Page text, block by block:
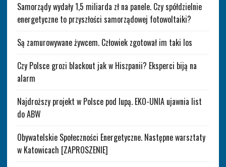
Samorządy wydały 1,5 miliarda zł na panele. Czy spółdzielnie
energetyczne to przyszłości samorządowej fotowoltaiki?
Są zamurowywane żywcem. Człowiek zgotował im taki los
Czy Polsce grozi blackout jak w Hiszpanii? Eksperci biją na
alarm
Najdroższy projekt w Polsce pod lupą. EKO-UNIA ujawnia list
do ABW
Obywatelskie Społeczności Energetyczne. Następne warsztaty
w Katowicach [ZAPROSZENIE]